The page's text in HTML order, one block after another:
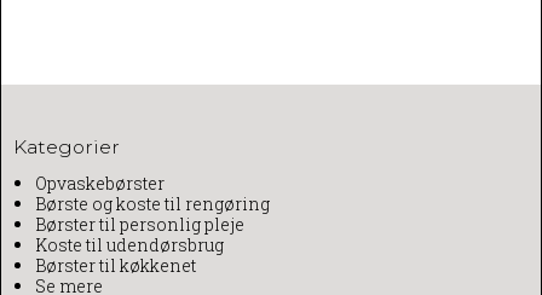
Kategorier
Opvaskebørster
Børste og koste til rengøring
Børster til personlig pleje
Koste til udendørsbrug
Børster til køkkenet
Se mere